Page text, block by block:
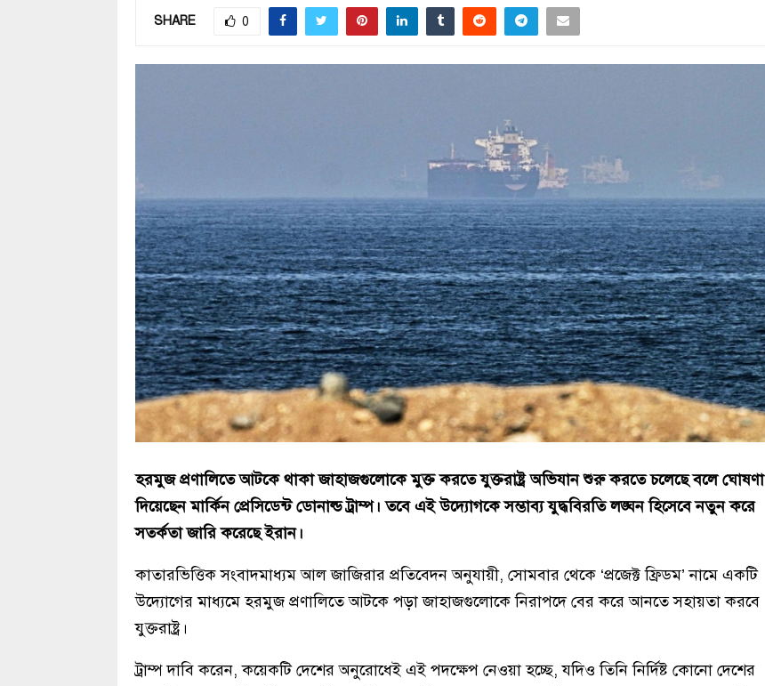
SHARE 0
হরমুজ প্রণালিতে আটকে থাকা জাহাজগুলোকে মুক্ত করতে যুক্তরাষ্ট্র অভিযান শুরু করতে চলেছে বলে ঘোষণা
দিয়েছেন মার্কিন প্রেসিডেন্ট ডোনাল্ড ট্রাম্প। তবে এই উদ্যোগকে সম্ভাব্য যুদ্ধবিরতি লঙ্ঘন হিসেবে নতুন করে
সতর্কতা জারি করেছে ইরান।
কাতারভিত্তিক সংবাদমাধ্যম আল জাজিরার প্রতিবেদন অনুযায়ী, সোমবার থেকে ‘প্রজেক্ট ফ্রিডম’ নামে একটি
উদ্যোগের মাধ্যমে হরমুজ প্রণালিতে আটকে পড়া জাহাজগুলোকে নিরাপদে বের করে আনতে সহায়তা করবে
যুক্তরাষ্ট্র।
ট্রাম্প দাবি করেন, কয়েকটি দেশের অনুরোধেই এই পদক্ষেপ নেওয়া হচ্ছে, যদিও তিনি নির্দিষ্ট কোনো দেশের